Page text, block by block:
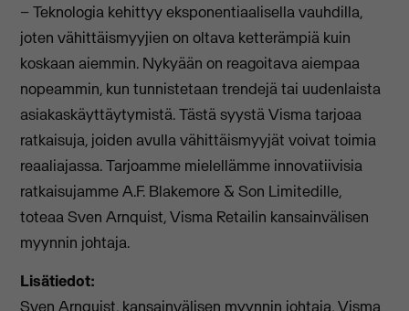
– Teknologia kehittyy eksponentiaalisella vauhdilla,
joten vähittäismyyjien on oltava ketterämpiä kuin
koskaan aiemmin. Nykyään on reagoitava aiempaa
nopeammin, kun tunnistetaan trendejä tai uudenlaista
asiakaskäyttäytymistä. Tästä syystä Visma tarjoaa
ratkaisuja, joiden avulla vähittäismyyjät voivat toimia
reaaliajassa. Tarjoamme mielellämme innovatiivisia
ratkaisujamme A.F. Blakemore & Son Limitedille,
toteaa Sven Arnquist, Visma Retailin kansainvälisen
myynnin johtaja.
Lisätiedot:
Sven Arnquist, kansainvälisen myynnin johtaja, Visma